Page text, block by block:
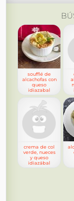
soufflé de
alcachofas con
queso
idiazabal
crema de col
verde, nueces
y queso
idiazábal